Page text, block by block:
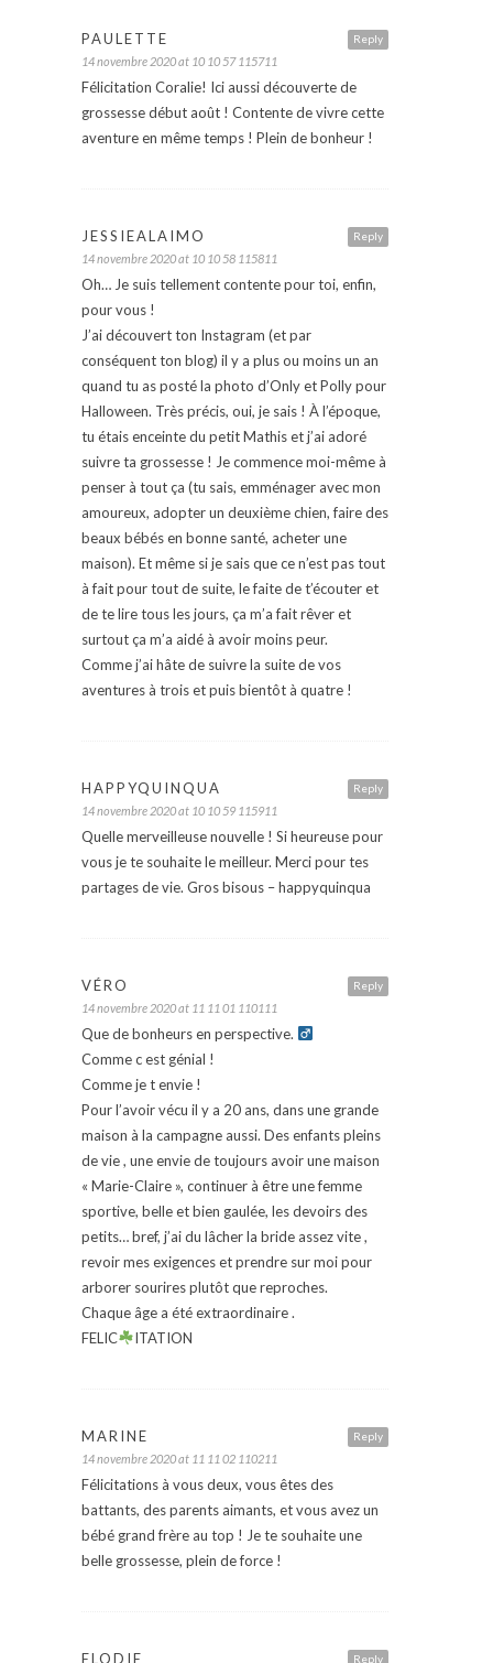
Reply
PAULETTE
14 novembre 2020 at 10 10 57 115711
Félicitation Coralie! Ici aussi découverte de
grossesse début août ! Contente de vivre cette
aventure en même temps ! Plein de bonheur !
Reply
JESSIEALAIMO
14 novembre 2020 at 10 10 58 115811
Oh… Je suis tellement contente pour toi, enfin,
pour vous !
J’ai découvert ton Instagram (et par
conséquent ton blog) il y a plus ou moins un an
quand tu as posté la photo d’Only et Polly pour
Halloween. Très précis, oui, je sais ! À l’époque,
tu étais enceinte du petit Mathis et j’ai adoré
suivre ta grossesse ! Je commence moi-même à
penser à tout ça (tu sais, emménager avec mon
amoureux, adopter un deuxième chien, faire des
beaux bébés en bonne santé, acheter une
maison). Et même si je sais que ce n’est pas tout
à fait pour tout de suite, le faite de t’écouter et
de te lire tous les jours, ça m’a fait rêver et
surtout ça m’a aidé à avoir moins peur.
Comme j’ai hâte de suivre la suite de vos
aventures à trois et puis bientôt à quatre !
Reply
HAPPYQUINQUA
14 novembre 2020 at 10 10 59 115911
Quelle merveilleuse nouvelle ! Si heureuse pour
vous je te souhaite le meilleur. Merci pour tes
partages de vie. Gros bisous – happyquinqua
Reply
VÉRO
14 novembre 2020 at 11 11 01 110111
Que de bonheurs en perspective. ‍
Comme c est génial !
Comme je t envie !
Pour l’avoir vécu il y a 20 ans, dans une grande
maison à la campagne aussi. Des enfants pleins
de vie , une envie de toujours avoir une maison
« Marie-Claire », continuer à être une femme
sportive, belle et bien gaulée, les devoirs des
petits… bref, j’ai du lâcher la bride assez vite ,
revoir mes exigences et prendre sur moi pour
arborer sourires plutôt que reproches.
Chaque âge a été extraordinaire .
FELIC
ITATION
Reply
MARINE
14 novembre 2020 at 11 11 02 110211
Félicitations à vous deux, vous êtes des
battants, des parents aimants, et vous avez un
bébé grand frère au top ! Je te souhaite une
belle grossesse, plein de force !
Reply
ELODIE